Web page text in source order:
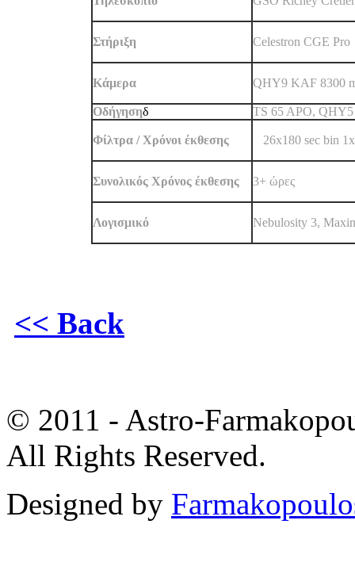
Στήριξη Celestron CGE Pro
Κάμερα QHY9 KAF 8300
Oδήγησηδ ΤS 65 APO, QHY5
Φίλτρα / Χρόνοι έκθεσης 26x180 sec bin 1x
Συνολικός Χρόνος έκθεσης 3+ ώρες
Λογισμικό Nebulosity 3,
<< Back
© 2011 - Astro-
All Rights Reserved.
Designed by